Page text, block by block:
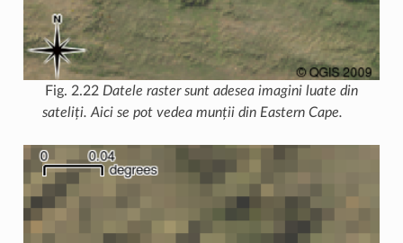
Fig. 2.22 Datele raster sunt adesea imagini luate din
sateliți. Aici se pot vedea munții din Eastern Cape.